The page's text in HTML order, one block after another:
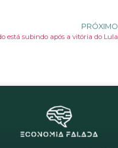
PRÓXIMO
está subindo após a vitória do Lula